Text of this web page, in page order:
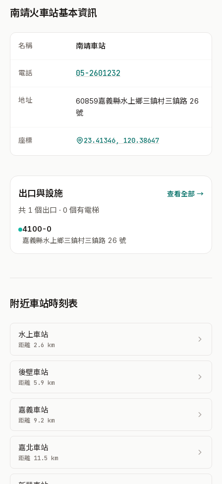
南靖火車站基本資訊
名稱 南靖車站
電話 05-2601232
地址
60859嘉義縣水上鄉三鎮村三鎮路 26
號
座標 23.41346, 120.38647
出口與設施 查看全部 →
共 1 個出口 · 0 個有電梯
4100-0
嘉義縣水上鄉三鎮村三鎮路 26 號
附近車站時刻表
水上車站
距離 2.6 km
後壁車站
距離 5.9 km
嘉義車站
距離 9.2 km
嘉北車站
距離 11.5 km